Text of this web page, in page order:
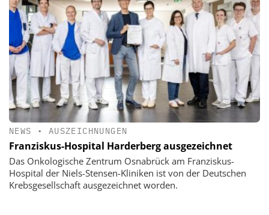
NEWS • AUSZEICHNUNGEN
Franziskus-Hospital Harderberg ausgezeichnet
Das Onkologische Zentrum Osnabrück am Franziskus-
Hospital der Niels-Stensen-Kliniken ist von der Deutschen
Krebsgesellschaft ausgezeichnet worden.